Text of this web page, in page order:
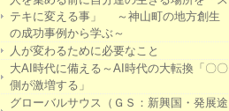
テキに変える事」 ～神山町の地方創生
の成功事例から学ぶ～
人が変わるために必要なこと
大AI時代に備える～AI時代の大転換「〇〇
側が激増する」
グローバルサウス（ＧＳ：新興国・発展途